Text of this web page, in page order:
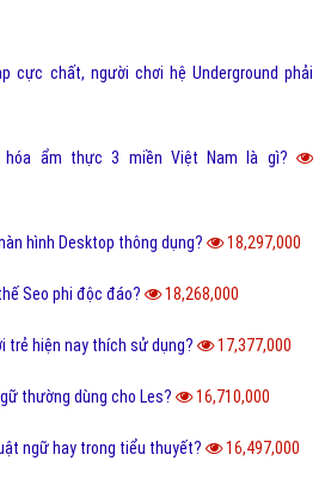
cực chất, người chơi hệ Underground phải
ẩm thực 3 miền Việt Nam là gì?
hình Desktop thông dụng? 18,297,000
Seo phi độc đáo? 18,268,000
trẻ hiện nay thích sử dụng? 17,377,000
thường dùng cho Les? 16,710,000
ngữ hay trong tiểu thuyết? 16,497,000